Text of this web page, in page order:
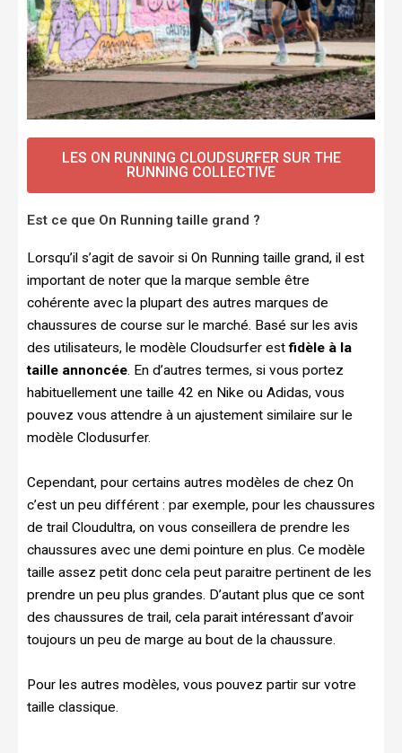
LES ON RUNNING CLOUDSURFER SUR THE
RUNNING COLLECTIVE
Est ce que On Running taille grand ?
Lorsqu’il s’agit de savoir si On Running taille grand, il est
important de noter que la marque semble être
cohérente avec la plupart des autres marques de
chaussures de course sur le marché. Basé sur les avis
des utilisateurs, le modèle Cloudsurfer estfidèle à la
taille annoncée. En d’autres termes, si vous portez
habituellement une taille 42 en Nike ou Adidas, vous
pouvez vous attendre à un ajustement similaire sur le
modèle Clodusurfer.
Cependant, pour certains autres modèles de chez On
c’est un peu différent : par exemple, pour les chaussures
de trail Cloudultra, on vous conseillera de prendre les
chaussures avec une demi pointure en plus. Ce modèle
taille assez petit donc cela peut paraitre pertinent de les
prendre un peu plus grandes. D’autant plus que ce sont
des chaussures de trail, cela parait intéressant d’avoir
toujours un peu de marge au bout de la chaussure.
Pour les autres modèles, vous pouvez partir sur votre
taille classique.